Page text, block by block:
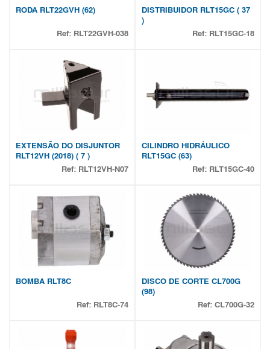
RODA RLT22GVH (62)
Ref: RLT22GVH-038
DISTRIBUIDOR RLT15GC ( 37
)
Ref: RLT15GC-18
EXTENSÃO DO DISJUNTOR
RLT12VH (2018) ( 7 )
Ref: RLT12VH-N07
CILINDRO HIDRÁULICO
RLT15GC (63)
Ref: RLT15GC-40
BOMBA RLT8C
Ref: RLT8C-74
DISCO DE CORTE CL700G
(98)
Ref: CL700G-32